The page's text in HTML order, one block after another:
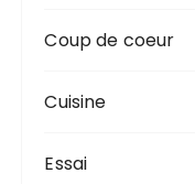
Coup de coeur
Cuisine
Essai